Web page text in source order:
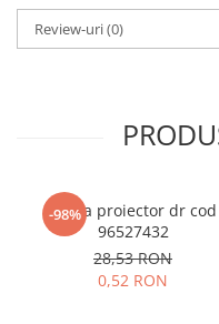
Review-uri(0)
-98%
Rama proiector dr cod
96527432
28,53 RON
0,52 RON